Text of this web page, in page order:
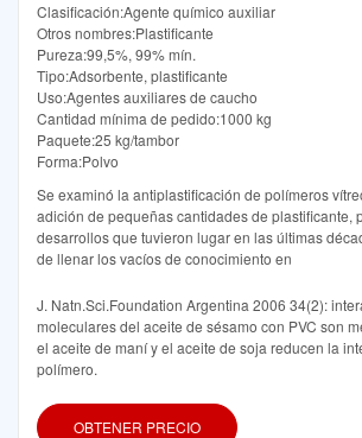
Clasificación:Agente químico auxiliar
Otros nombres:Plastificante
Pureza:99,5%, 99% mín.
Tipo:Adsorbente, plastificante
Uso:Agentes auxiliares de caucho
Cantidad mínima de pedido:1000 kg
Paquete:25 kg/tambor
Forma:Polvo
Se examinó la antiplastificación de polímeros
adición de pequeñas cantidades de plastificante,
desarrollos que tuvieron lugar en las últimas
de llenar los vacíos de conocimiento en
J. Natn.Sci.Foundation Argentina 2006 34(2):
moleculares del aceite de sésamo con PVC son
el aceite de maní y el aceite de soja reducen la
polímero.
OBTENER PRECIO